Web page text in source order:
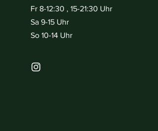
Fr 8-12:30 , 15-21:30 Uhr
Sa 9-15 Uhr
So 10-14 Uhr